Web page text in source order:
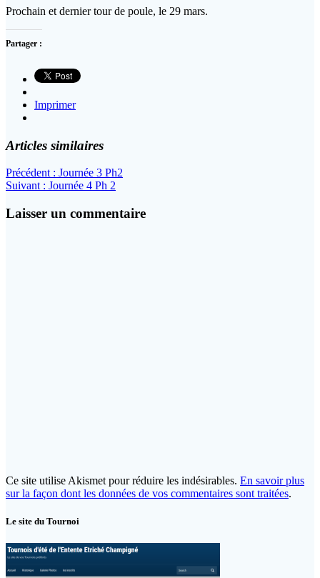
Prochain et dernier tour de poule, le 29 mars.
Partager :
Imprimer
Articles similaires
Navigation
de
l’article
Précédent : Article
précédent
Journée 3 Ph2
Suivant : Article
Journée 4 Ph 2
Laisser un commentaire
Ce site utilise Akismet pour réduire les indésirables. En savoir plus
sur la façon dont les données de vos commentaires sont traitées.
Le site du Tournoi